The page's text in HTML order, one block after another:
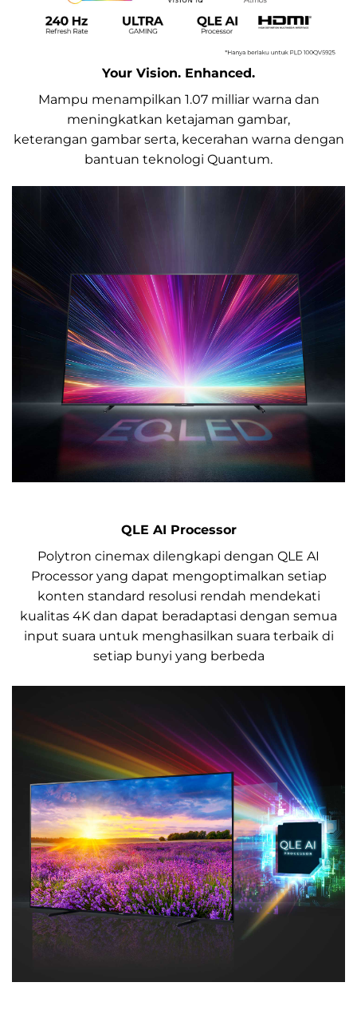
Your Vision. Enhanced.
Mampu menampilkan 1.07 milliar warna dan
meningkatkan ketajaman gambar,
keterangan gambar serta, kecerahan warna dengan
bantuan teknologi Quantum.
QLE AI Processor
Polytron cinemax dilengkapi dengan QLE AI
Processor yang dapat mengoptimalkan setiap
konten standard resolusi rendah mendekati
kualitas 4K dan dapat beradaptasi dengan semua
input suara untuk menghasilkan suara terbaik di
setiap bunyi yang berbeda